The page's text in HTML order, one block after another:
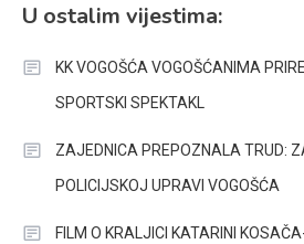
U ostalim vijestima:
KK VOGOŠĆA VOGOŠĆANIMA
SPORTSKI SPEKTAKL
ZAJEDNICA PREPOZNALA TRUD:
POLICIJSKOJ UPRAVI VOGOŠĆA
FILM O KRALJICI KATARINI